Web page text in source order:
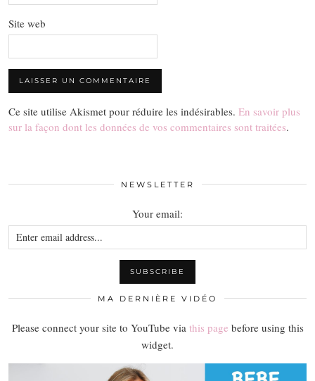
Site web
Ce site utilise Akismet pour réduire les indésirables. En savoir plus
sur la façon dont les données de vos commentaires sont traitées.
NEWSLETTER
Your email:
MA DERNIÈRE VIDÉO
Please connect your site to YouTube via this page before using this
widget.